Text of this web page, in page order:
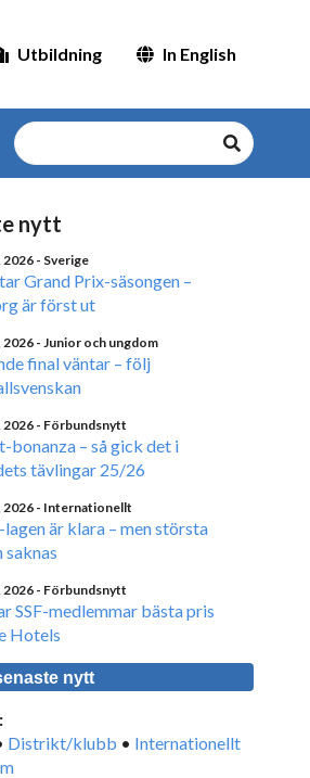
Utbildning In English
nytt
2026- Sverige
Grand Prix-säsongen –
är först ut
2026- Junior och ungdom
final väntar – följ
2026- Förbundsnytt
bonanza – så gick det i
tävlingar 25/26
2026- Internationellt
lagen är klara – men största
saknas
2026- Förbundsnytt
SSF-medlemmar bästa pris
Hotels
nytt
Distrikt/klubb • Internationellt